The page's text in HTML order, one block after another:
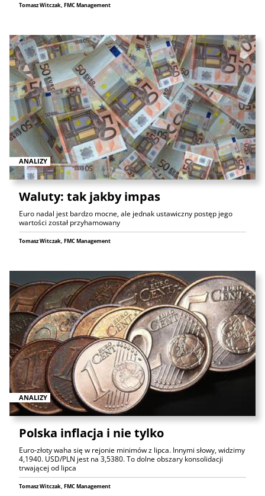
Tomasz Witczak, FMC Management
ANALIZY
Waluty: tak jakby impas
Euro nadal jest bardzo mocne, ale jednak ustawiczny postęp jego
wartości został przyhamowany
Tomasz Witczak, FMC Management
ANALIZY
Polska inflacja i nie tylko
Euro-złoty waha się w rejonie minimów z lipca. Innymi słowy, widzimy
4,1940. USD/PLN jest na 3,5380. To dolne obszary konsolidacji
trwającej od lipca
Tomasz Witczak, FMC Management